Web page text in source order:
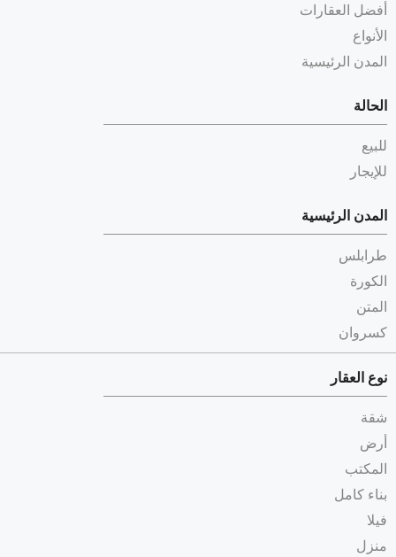
أفضل العقارات
الأنواع
المدن الرئيسية
الحالة
للبيع
للإيجار
المدن الرئيسية
طرابلس
الكورة
المتن
كسروان
نوع العقار
شقة
أرض
المكتب
بناء كامل
فيلا
منزل